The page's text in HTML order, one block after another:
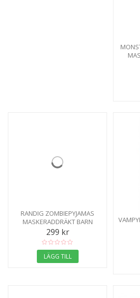
RANDIG ZOMBIEPYJAMAS
MASKERADDRÄKT BARN
299 kr
LÄGG TILL